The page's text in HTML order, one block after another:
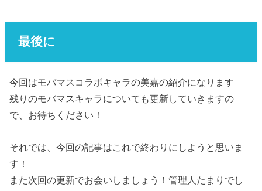
最後に
今回はモバマスコラボキャラの美嘉の紹介になります
残りのモバマスキャラについても更新していきますの
で、お待ちください！
それでは、今回の記事はこれで終わりにしようと思いま
す！
また次回の更新でお会いしましょう！管理人たまりでし